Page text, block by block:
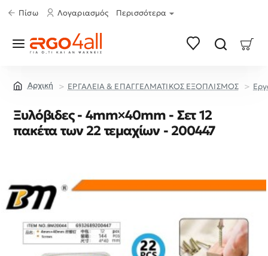
Πίσω Λογαριασμός Περισσότερα
ΕΡΓΑΛΕΙΑ & ΕΠΑΓΓΕΛΜΑΤΙΚΟΣ ΕΞΟΠΛΙΣΜΟΣ
Ξυλόβιδες - 4mm×40mm - Σετ 12
πακέτα των 22 τεμαχίων - 200447